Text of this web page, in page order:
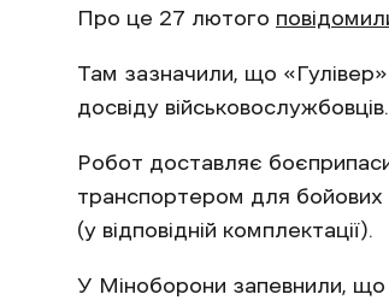
Про це 27 лютого
Там зазначили, що
досвіду військовослужбовців.
Робот доставляє
транспортером для бойових
(у відповідній комплектації).
У Міноборони запевнили, що